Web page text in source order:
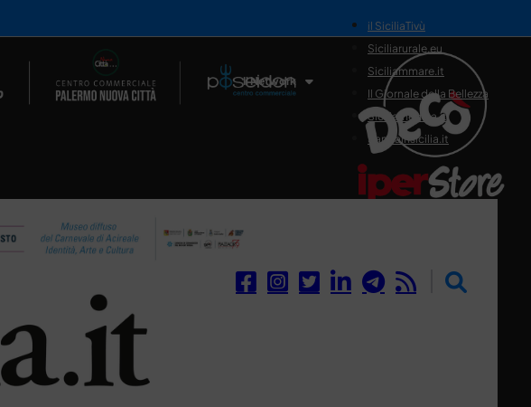
Il Network
il SiciliaTivù
Siciliarurale.eu
Siciliammare.it
Il Giornale della Bellezza
Siciliamedica.it
Sanitainsicilia.it